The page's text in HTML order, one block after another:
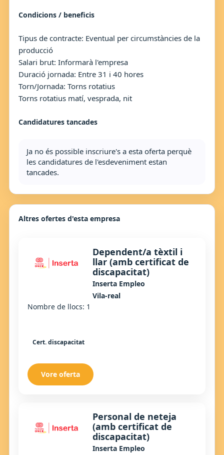
Condicions / beneficis
Tipus de contracte: Eventual per circumstàncies de la
producció
Salari brut: Informarà l'empresa
Duració jornada: Entre 31 i 40 hores
Torn/Jornada: Torns rotatius
Torns rotatius matí, vesprada, nit
Candidatures tancades
Ja no és possible inscriure's a esta oferta perquè
les candidatures de l'esdeveniment estan
tancades.
Altres ofertes d'esta empresa
Dependent/a tèxtil i
llar (amb certificat de
discapacitat)
Inserta Empleo
Vila-real
Nombre de llocs: 1
Cert. discapacitat
Vore oferta
Personal de neteja
(amb certificat de
discapacitat)
Inserta Empleo